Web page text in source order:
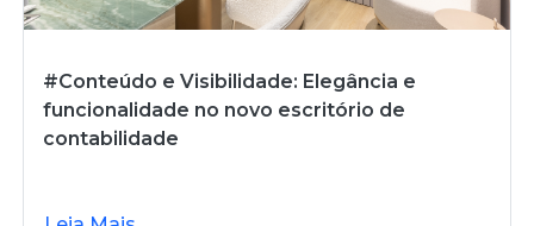
#Conteúdo e Visibilidade: Elegância e
funcionalidade no novo escritório de
contabilidade